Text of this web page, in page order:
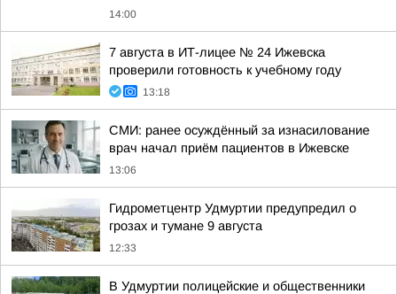
14:00
7 августа в ИТ-лицее № 24 Ижевска
проверили готовность к учебному году
13:18
СМИ: ранее осуждённый за изнасилование
врач начал приём пациентов в Ижевске
13:06
Гидрометцентр Удмуртии предупредил о
грозах и тумане 9 августа
12:33
В Удмуртии полицейские и общественники